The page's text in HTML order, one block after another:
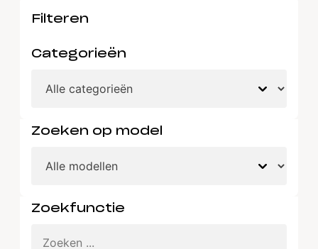
Filteren
Categorieën
Zoeken op model
Zoekfunctie